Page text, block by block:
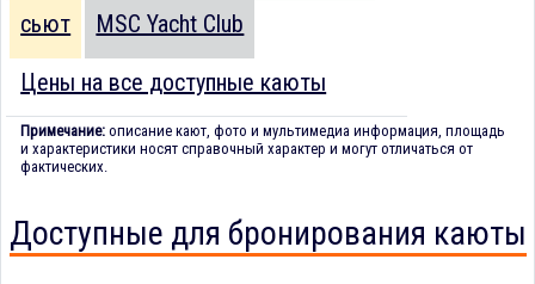
сьют MSC Yacht Club
Цены на все доступные каюты
Примечание: описание кают, фото и мультимедиа информация, площадь
и характеристики носят справочный характер и могут отличаться от
фактических.
Доступные для бронирования каюты